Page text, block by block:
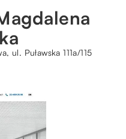
ul. Puławska 111a/115